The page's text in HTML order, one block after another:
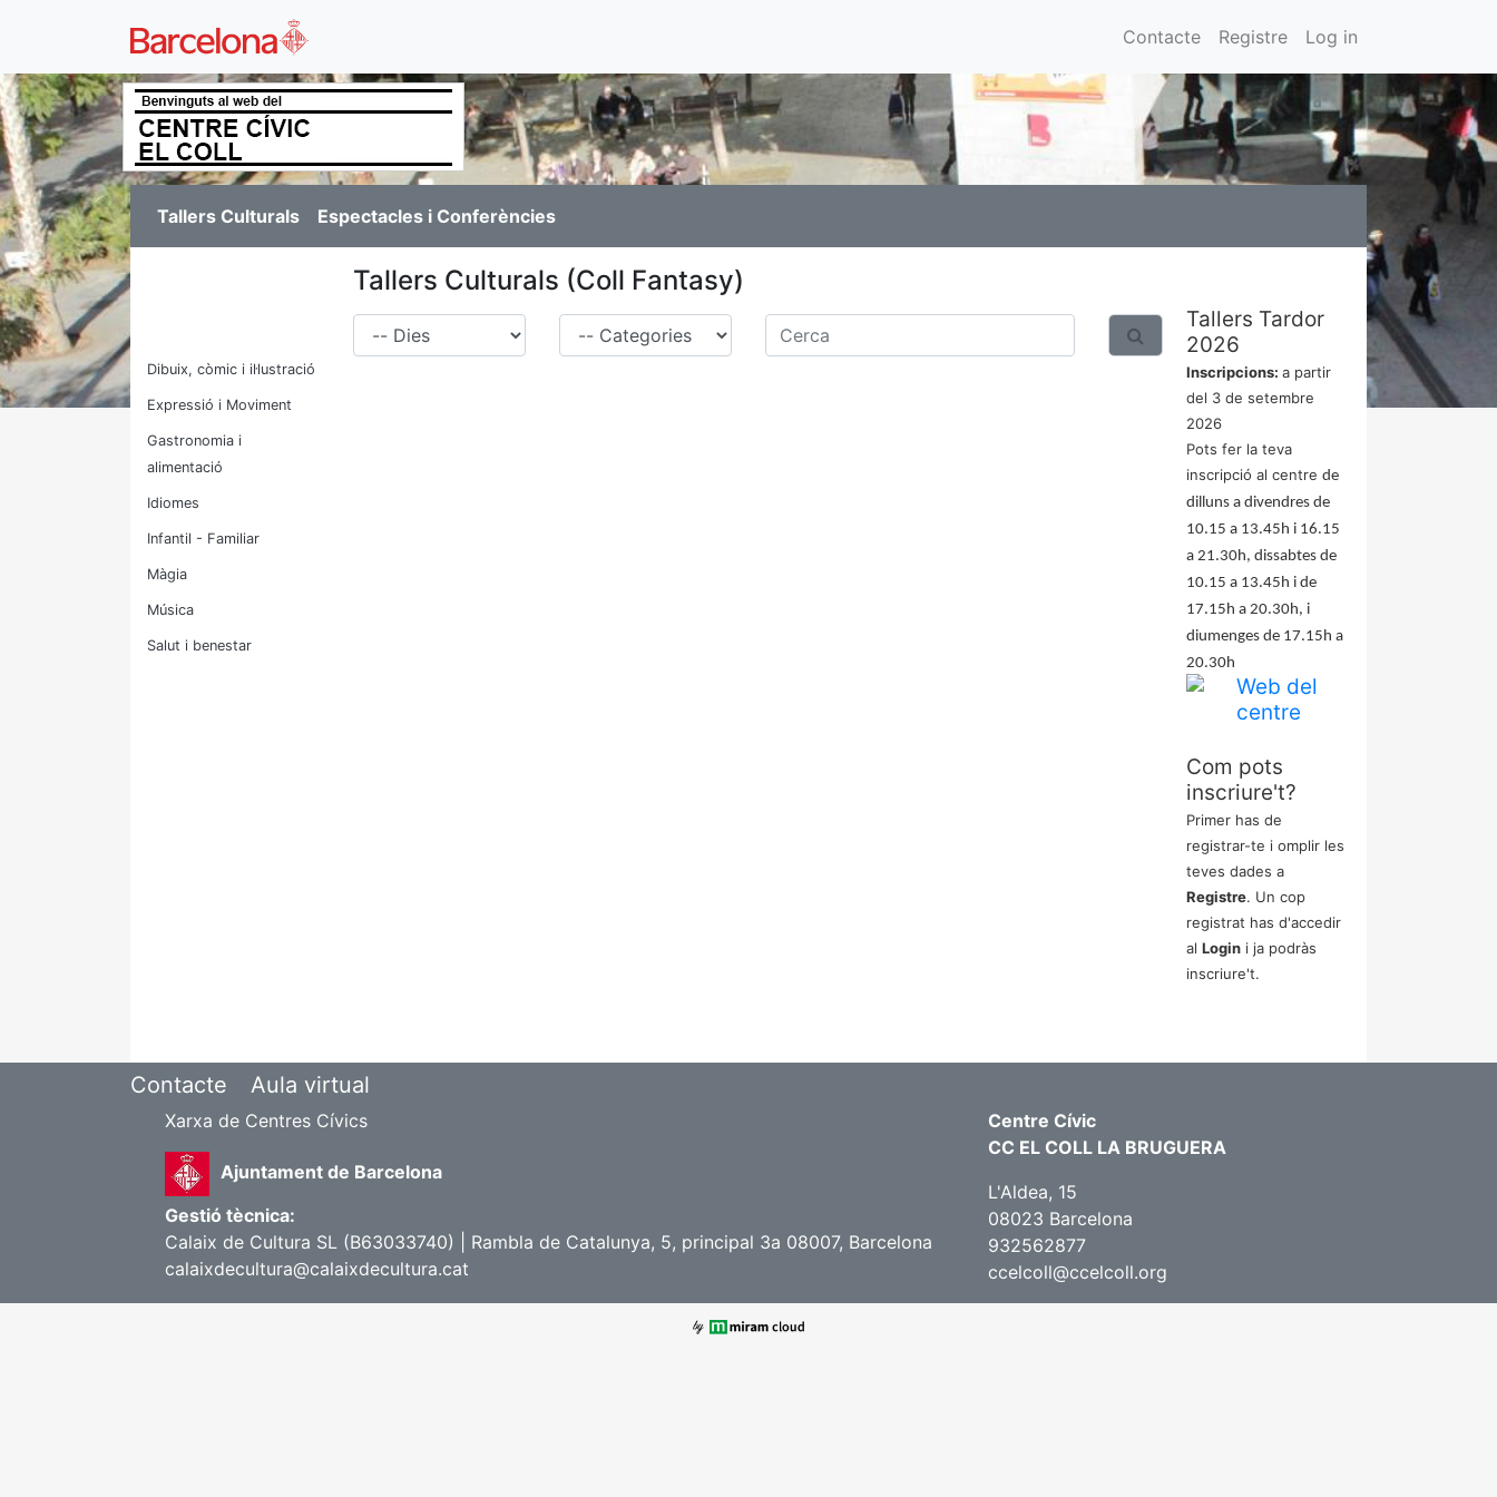
Contacte Registre Log in
Tallers Culturals Espectacles i Conferències
Dibuix, còmic i il·lustració
Expressió i Moviment
Gastronomia i
alimentació
Idiomes
Infantil - Familiar
Màgia
Música
Salut i benestar
Tallers Culturals (Coll Fantasy)
Cerca
Tallers Tardor
2026
Inscripcions: a partir
del 3 de setembre
2026
Pots fer la teva
inscripció al centre de
dilluns a divendres de
10.15 a 13.45h i 16.15
a 21.30h, dissabtes de
10.15 a 13.45h i de
17.15h a 20.30h, i
diumenges de 17.15h a
20.30h
Com pots
inscriure't?
Primer has de
registrar-te i omplir les
teves dades a
Registre. Un cop
registrat has d'accedir
al Login i ja podràs
inscriure't.
Contacte Aula virtual
Xarxa de Centres Cívics
Ajuntament de Barcelona
Gestió tècnica:
Calaix de Cultura SL (B63033740) | Rambla de Catalunya, 5, principal 3a 08007, Barcelona
calaixdecultura@calaixdecultura.cat
Centre Cívic
CC EL COLL LA BRUGUERA
L'Aldea, 15
08023 Barcelona
932562877
ccelcoll@ccelcoll.org